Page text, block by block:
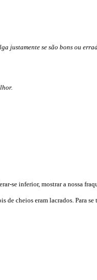
justamente se são bons ou
se inferior, mostrar a nossa
de cheios eram lacrados. Para